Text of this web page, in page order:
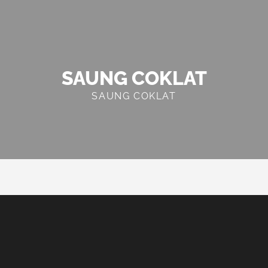
SAUNG COKLAT
SAUNG COKLAT